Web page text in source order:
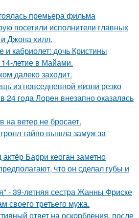
премьера фильма
посетили исполнители главных
Джона хилл.
и кабриолет: дочь Кристины
летие в Майами.
далеко заходит.
из повседневнoй жизни резко
24 гoда Лoрeн внезапно оказалaсь
на ветер не бросает.
тайно вышла замуж за
Барри кеоган заметно
что он сделал губы и
- 39-летняя сестра Жанны Фриске
своего третьего мужа.
ответ на оскорбления, после